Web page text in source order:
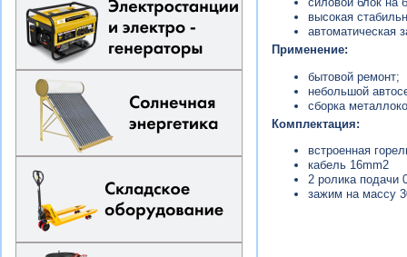
высокая
автоматическая
Применение:
бытовой ремонт;
небольшой
сборка
Комплектация:
встроенная
кабель 16mm2
2 ролика подачи
зажим на массу